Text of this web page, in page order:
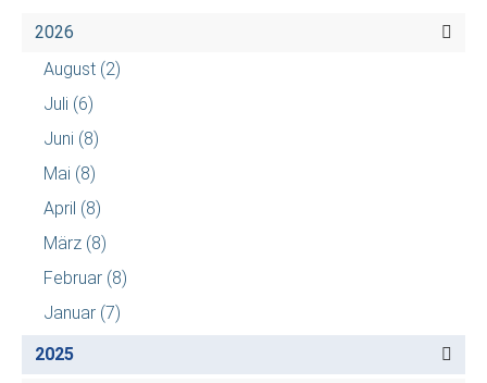
2026
August (2)
Juli (6)
Juni (8)
Mai (8)
April (8)
März (8)
Februar (8)
Januar (7)
2025